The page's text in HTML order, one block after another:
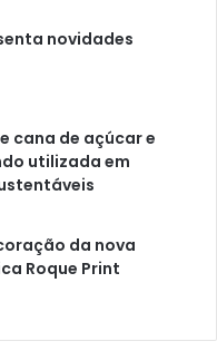
novidades
cana de açúcar e
utilizada em
da nova
Roque Print